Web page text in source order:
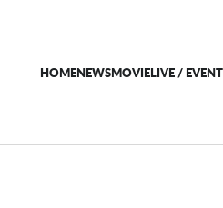
HOMENEWSMOVIELIVE / EVENT